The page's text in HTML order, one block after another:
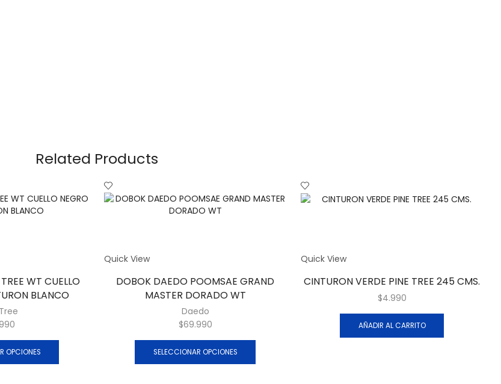
Related Products
WT CUELLO
BLANCO
OPCIONES
Quick View
DOBOK DAEDO POOMSAE GRAND
MASTER DORADO WT
Daedo
$69.990
SELECCIONAR OPCIONES
Quick View
CINTURON VERDE PINE TREE 245 CMS.
$4.990
AÑADIR AL CARRITO